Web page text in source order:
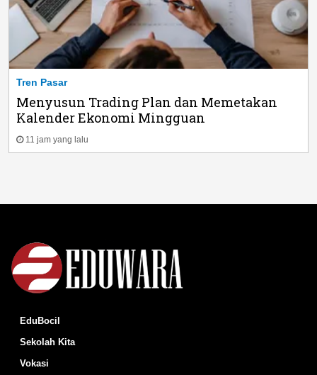
Tren Pasar
Menyusun Trading Plan dan Memetakan
Kalender Ekonomi Mingguan
11 jam yang lalu
EduBocil
Sekolah Kita
Vokasi